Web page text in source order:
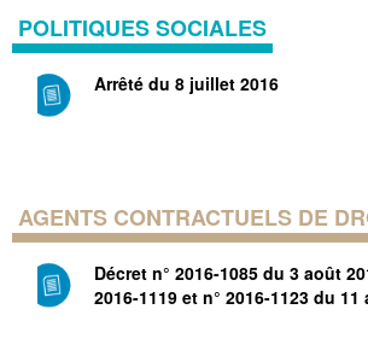
POLITIQUES SOCIALES
Arrêté du 8 juillet 2016
AGENTS CONTRACTUELS DE
Décret n° 2016-1085 du 3 août
2016-1119 et n° 2016-1123 du 11